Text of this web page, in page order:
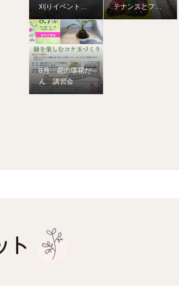
刈りイベントを
開催しました
テナンスとフラ
ワーアレンジメ
8月 花の環花だ
ん 講習会